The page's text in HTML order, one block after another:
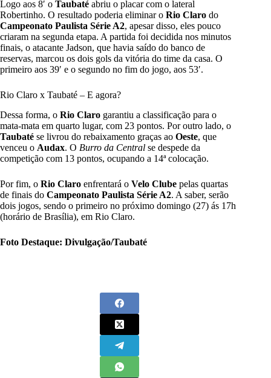
Logo aos 8′ o Taubaté abriu o placar com o lateral
Robertinho. O resultado poderia eliminar o Rio Claro do
Campeonato Paulista Série A2, apesar disso, eles pouco
criaram na segunda etapa. A partida foi decidida nos minutos
finais, o atacante Jadson, que havia saído do banco de
reservas, marcou os dois gols da vitória do time da casa. O
primeiro aos 39′ e o segundo no fim do jogo, aos 53′.
Rio Claro x Taubaté – E agora?
Dessa forma, o Rio Claro garantiu a classificação para o
mata-mata em quarto lugar, com 23 pontos. Por outro lado, o
Taubaté se livrou do rebaixamento graças ao Oeste, que
venceu o Audax. O Burro da Central se despede da
competição com 13 pontos, ocupando a 14ª colocação.
Por fim, o Rio Claro enfrentará o Velo Clube pelas quartas
de finais do Campeonato Paulista Série A2. A saber, serão
dois jogos, sendo o primeiro no próximo domingo (27) ás 17h
(horário de Brasília), em Rio Claro.
Foto Destaque: Divulgação/Taubaté